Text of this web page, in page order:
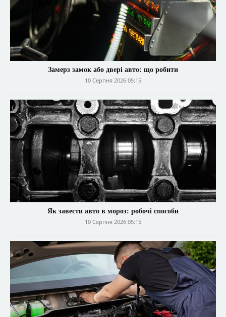
Замерз замок або двері авто: що робити
10 Серпня 2026 05:15
Як завести авто в мороз: робочі способи
10 Серпня 2026 05:15